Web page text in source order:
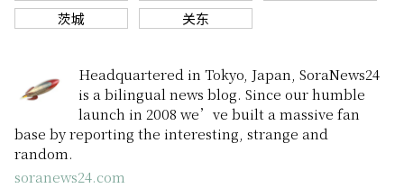
茨城
关东
Headquartered in Tokyo, Japan, SoraNews24
is a bilingual news blog. Since our humble
launch in 2008 we’ve built a massive fan
base by reporting the interesting, strange and
random.
soranews24.com